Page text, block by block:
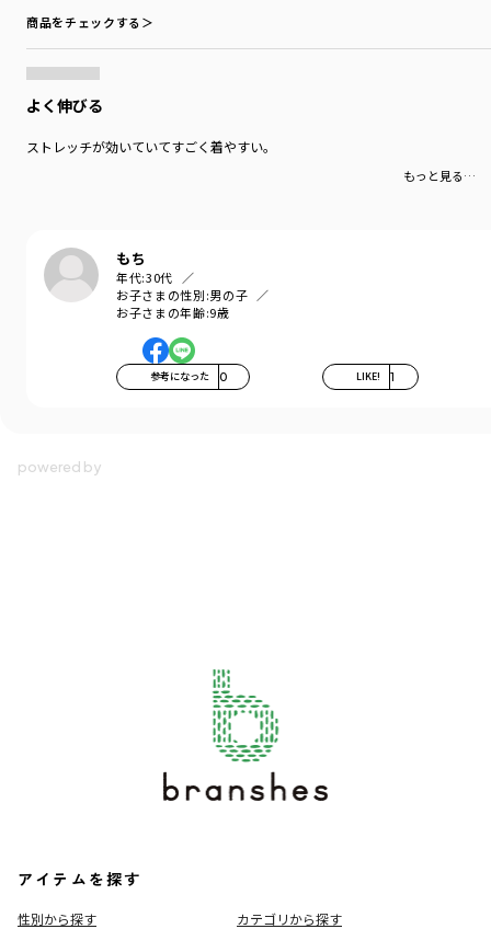
商品をチェックする＞
よく伸びる
ストレッチが効いていてすごく着やすい。
もっと見る…
もち
年代:30代
お子さまの性別:男の子
お子さまの年齢:9歳
参考になった 0 LIKE! 1
アイテムを探す
性別から探す
カテゴリから探す